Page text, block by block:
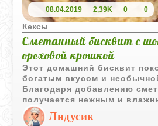
08.04.2019 2,39K 0 0
Кексы
Сметанный бисквит с
ореховой крошкой
Этот домашний бисквит
богатым вкусом и
Благодаря добавлению
получается нежным и
из дробленого шоколада,
хрустящего печенья
Лидусик